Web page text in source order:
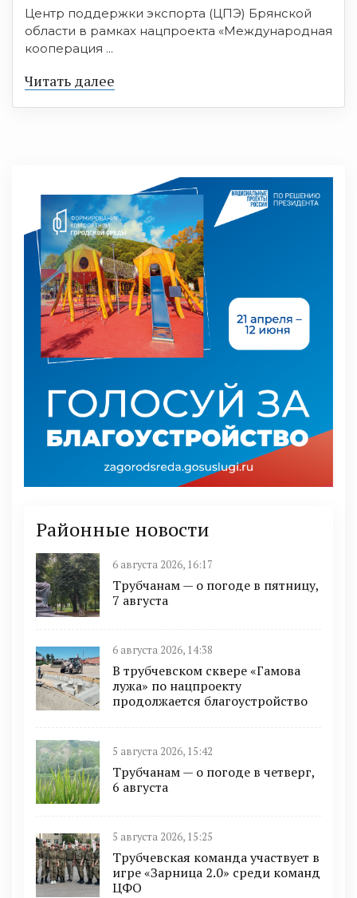
Центр поддержки экспорта (ЦПЭ) Брянской
области в рамках нацпроекта «Международная
кооперация ...
Читать далее
Районные новости
6 августа 2026, 16:17
Трубчанам — о погоде в пятницу,
7 августа
6 августа 2026, 14:38
В трубчевском сквере «Гамова
лужа» по нацпроекту
продолжается благоустройство
5 августа 2026, 15:42
Трубчанам — о погоде в четверг,
6 августа
5 августа 2026, 15:25
Трубчевская команда участвует в
игре «Зарница 2.0» среди команд
ЦФО